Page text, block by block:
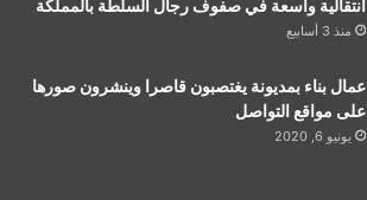
انتقالية واسعة في صفوف رجال السلطة بالمملكة
منذ 3 أسابيع
عمال بناء بمديونة يغتصبون قاصرا وينشرون صورها
على مواقع التواصل
يونيو 6, 2020